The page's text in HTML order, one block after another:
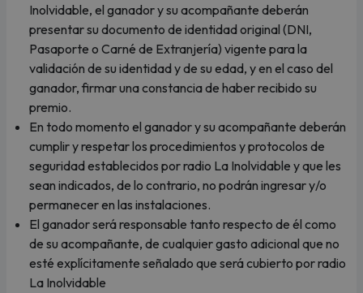
Inolvidable, el ganador y su acompañante deberán
presentar su documento de identidad original (DNI,
Pasaporte o Carné de Extranjería) vigente para la
validación de su identidad y de su edad, y en el caso del
ganador, firmar una constancia de haber recibido su
premio.
En todo momento el ganador y su acompañante deberán
cumplir y respetar los procedimientos y protocolos de
seguridad establecidos por radio La Inolvidable y que les
sean indicados, de lo contrario, no podrán ingresar y/o
permanecer en las instalaciones.
El ganador será responsable tanto respecto de él como
de su acompañante, de cualquier gasto adicional que no
esté explícitamente señalado que será cubierto por radio
La Inolvidable